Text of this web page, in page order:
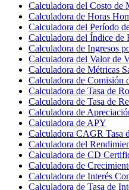
Calculadora del Costo de
Calculadora de Horas
Calculadora del Período
Calculadora del Índice de
Calculadora de Ingresos
Calculadora del Valor de
Calculadora de Métricas
Calculadora de Comisión
Calculadora de Tasa de
Calculadora de Tasa de
Calculadora de
Calculadora de APY
Calculadora CAGR Tasa
Calculadora del
Calculadora de CD
Calculadora de
Calculadora de Interés
Calculadora de Tasa de